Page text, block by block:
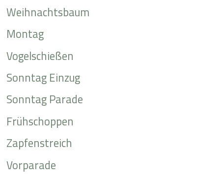
Weihnachtsbaum
Montag
Vogelschießen
Sonntag Einzug
Sonntag Parade
Frühschoppen
Zapfenstreich
Vorparade